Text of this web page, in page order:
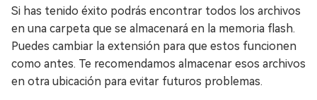
Si has tenido éxito podrás encontrar todos los archivos
en una carpeta que se almacenará en la memoria flash.
Puedes cambiar la extensión para que estos funcionen
como antes. Te recomendamos almacenar esos archivos
en otra ubicación para evitar futuros problemas.